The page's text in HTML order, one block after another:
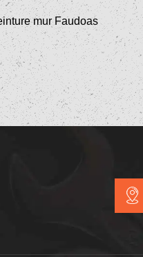
mur Faudoas